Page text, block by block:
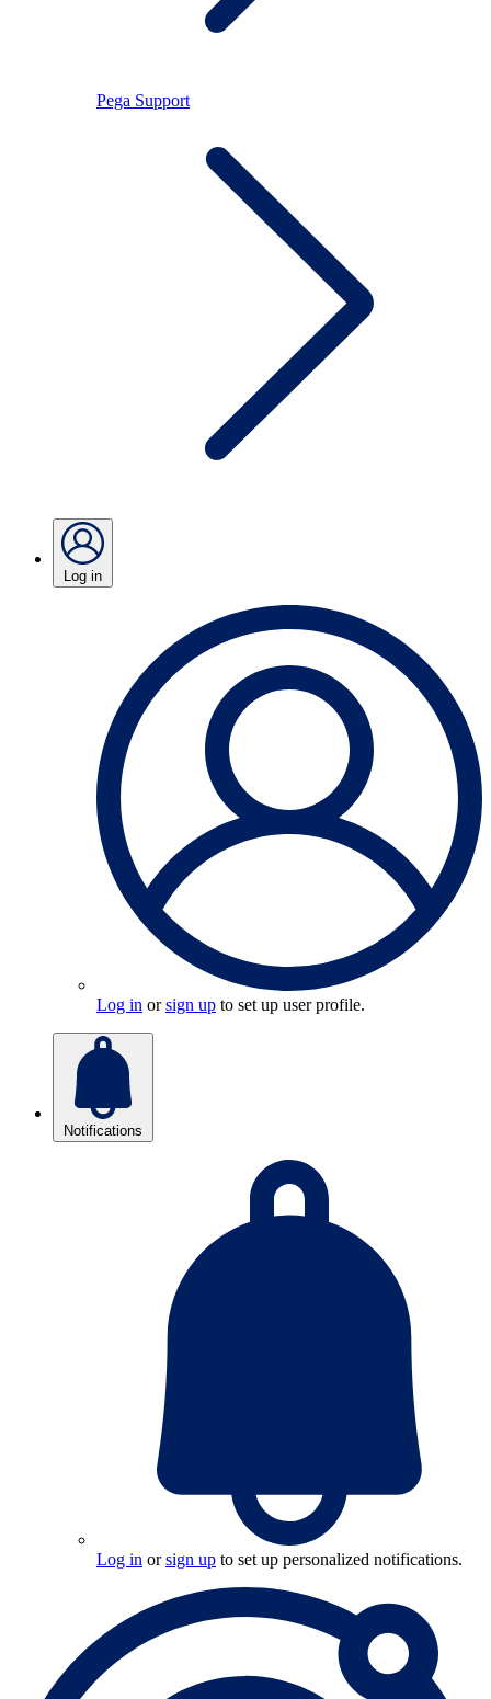
Pega Support
Log in
Log in orsign up to set up user profile.
Notifications
Log in orsign up to set up personalized notifications.